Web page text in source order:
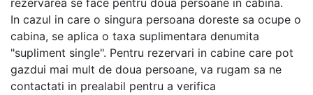
rezervarea se face pentru doua persoane in cabina.
In cazul in care o singura persoana doreste sa ocupe o
cabina, se aplica o taxa suplimentara denumita
"supliment single". Pentru rezervari in cabine care pot
gazdui mai mult de doua persoane, va rugam sa ne
contactati in prealabil pentru a verifica